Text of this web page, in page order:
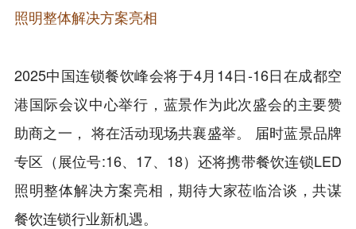
照明整体解决方案亮相
2025中国连锁餐饮峰会将于4月14日-16日在成都空
港国际会议中心举行，蓝景作为此次盛会的主要赞
助商之一， 将在活动现场共襄盛举。 届时蓝景品牌
专区（展位号:16、17、18）还将携带餐饮连锁LED
照明整体解决方案亮相，期待大家莅临洽谈，共谋
餐饮连锁行业新机遇。